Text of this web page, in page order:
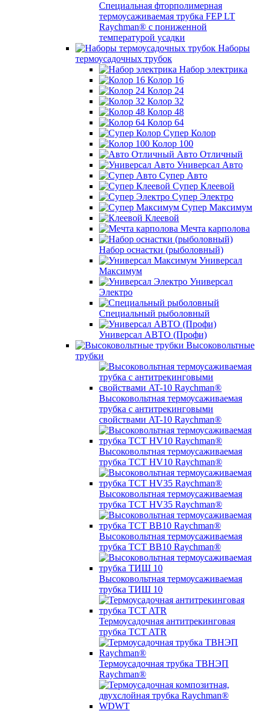
Специальная фторполимерная
термоусаживаемая трубка FEP LT
Raychman® с пониженной
температурой усадки
Наборы
термоусадочных трубок
Набор электрика
Колор 16
Колор 24
Колор 32
Колор 48
Колор 64
Супер Колор
Колор 100
Авто Отличный
Универсал Авто
Супер Авто
Супер Клеевой
Супер Электро
Супер Максимум
Клеевой
Мечта карполова
Набор оснастки (рыболовный)
Универсал
Максимум
Универсал
Электро
Специальный рыболовный
Универсал АВТО (Профи)
Высоковольтные
трубки
Высоковольтная термоусаживаемая
трубка с антитрекинговыми
свойствами AT-10 Raychman®
Высоковольтная термоусаживаемая
трубка TCT HV10 Raychman®
Высоковольтная термоусаживаемая
трубка TCT HV35 Raychman®
Высоковольтная термоусаживаемая
трубка TCT BB10 Raychman®
Высоковольтная термоусаживаемая
трубка ТИШ 10
Термоусадочная антитрекинговая
трубка TCT ATR
Термоусадочная трубка ТВНЭП
Raychman®